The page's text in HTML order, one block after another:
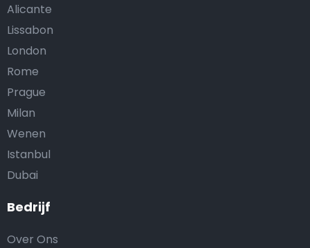
Bedrijf
Over Ons
Alicante
Lissabon
London
Rome
Prague
Milan
Wenen
Istanbul
Dubai